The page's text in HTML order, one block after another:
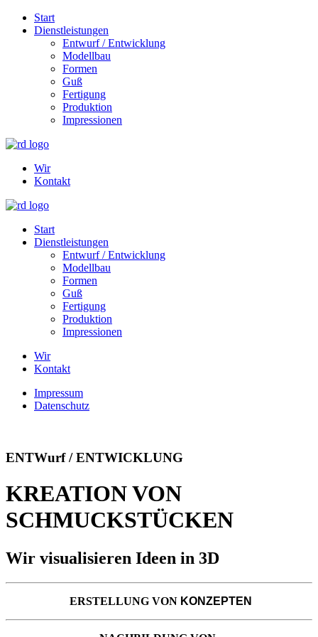
Start
Dienstleistungen
Entwurf / Entwicklung
Modellbau
Formen
Guß
Fertigung
Produktion
Impressionen
Wir
Kontakt
Start
Dienstleistungen
Entwurf / Entwicklung
Modellbau
Formen
Guß
Fertigung
Produktion
Impressionen
Wir
Kontakt
Impressum
Datenschutz
ENTWurf / ENTWICKLUNG
KREATION VON
SCHMUCKSTÜCKEN
Wir visualisieren Ideen in 3D
ERSTELLUNG VON KONZEPTEN